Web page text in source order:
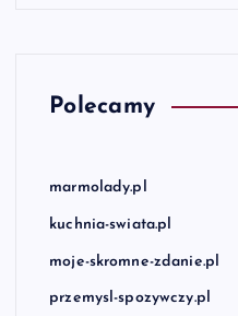
Polecamy
marmolady.pl
kuchnia-swiata.pl
moje-skromne-zdanie.pl
przemysl-spozywczy.pl